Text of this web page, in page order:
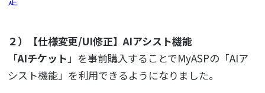
２）【仕様変更/UI修正】AIアシスト機能
「AIチケット 」を事前購入することでMyASPの「AIア
シスト機能」を利用できるようになりました。